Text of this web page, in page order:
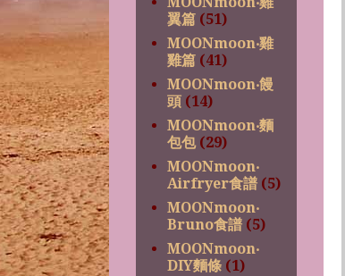
翼篇 (51)
MOONmoon‧雞
雞篇 (41)
MOONmoon‧饅
頭 (14)
MOONmoon‧麵
包包 (29)
MOONmoon‧
Airfryer食譜 (5)
MOONmoon‧
Bruno食譜 (5)
MOONmoon‧
DIY麵條 (1)